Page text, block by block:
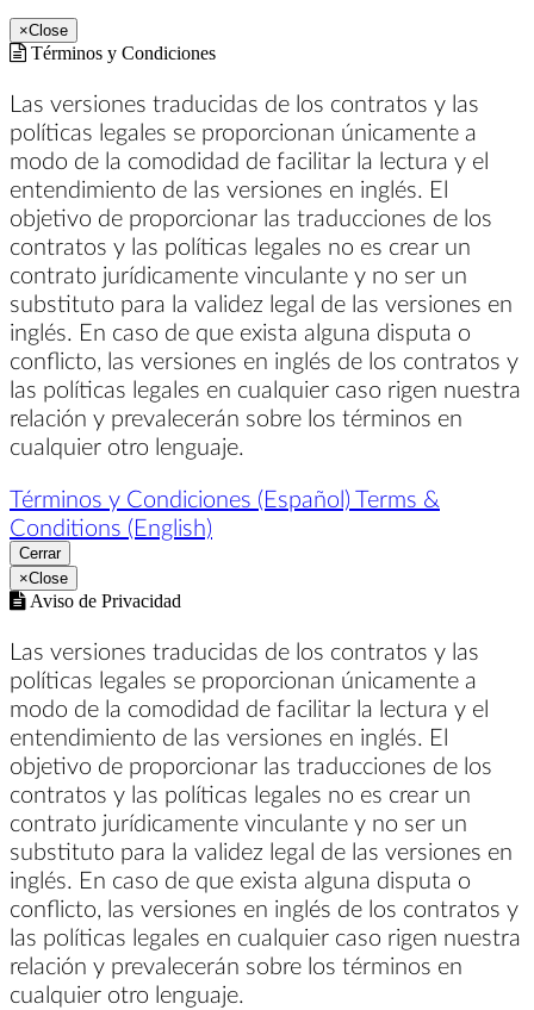
×Close
Términos y Condiciones
Las versiones traducidas de los contratos y las
políticas legales se proporcionan únicamente a
modo de la comodidad de facilitar la lectura y el
entendimiento de las versiones en inglés. El
objetivo de proporcionar las traducciones de los
contratos y las políticas legales no es crear un
contrato jurídicamente vinculante y no ser un
substituto para la validez legal de las versiones en
inglés. En caso de que exista alguna disputa o
conflicto, las versiones en inglés de los contratos y
las políticas legales en cualquier caso rigen nuestra
relación y prevalecerán sobre los términos en
cualquier otro lenguaje.
Términos y Condiciones (Español) Terms &
Conditions (English)
Cerrar
×Close
Aviso de Privacidad
Las versiones traducidas de los contratos y las
políticas legales se proporcionan únicamente a
modo de la comodidad de facilitar la lectura y el
entendimiento de las versiones en inglés. El
objetivo de proporcionar las traducciones de los
contratos y las políticas legales no es crear un
contrato jurídicamente vinculante y no ser un
substituto para la validez legal de las versiones en
inglés. En caso de que exista alguna disputa o
conflicto, las versiones en inglés de los contratos y
las políticas legales en cualquier caso rigen nuestra
relación y prevalecerán sobre los términos en
cualquier otro lenguaje.